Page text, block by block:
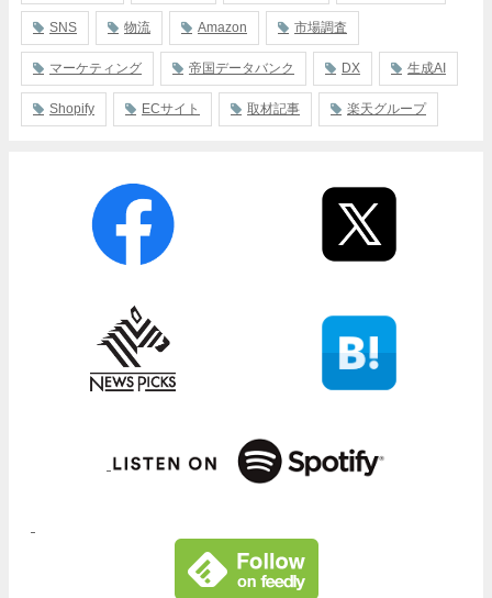
SNS 物流 Amazon 市場調査
マーケティング 帝国データバンク DX 生成AI
Shopify ECサイト 取材記事 楽天グループ